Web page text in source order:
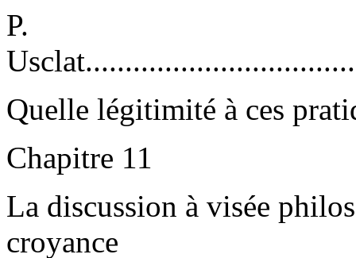
P.
Quelle légitimité à ces
Chapitre 11
La discussion à visée
croyance